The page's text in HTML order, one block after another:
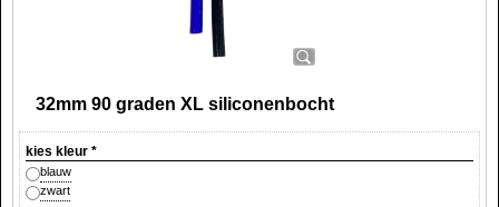
32mm 90 graden XL siliconenbocht
kies kleur *
blauw
zwart